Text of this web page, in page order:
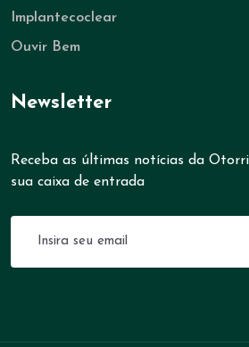
Implantecoclear
Ouvir Bem
Newsletter
Receba as últimas notícias da
sua caixa de entrada